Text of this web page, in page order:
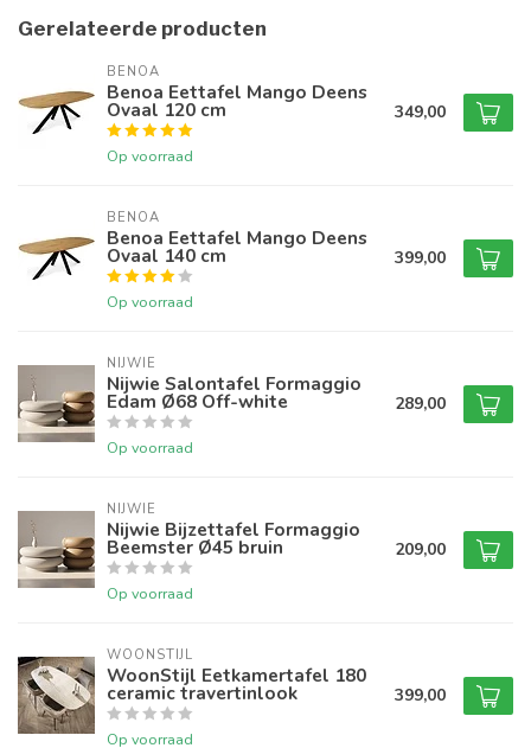
Gerelateerde producten
BENOA
Benoa Eettafel Mango Deens
Ovaal 120 cm
Op voorraad
349,00
BENOA
Benoa Eettafel Mango Deens
Ovaal 140 cm
Op voorraad
399,00
NIJWIE
Nijwie Salontafel Formaggio
Edam Ø68 Off-white
Op voorraad
289,00
NIJWIE
Nijwie Bijzettafel Formaggio
Beemster Ø45 bruin
Op voorraad
209,00
WOONSTIJL
WoonStijl Eetkamertafel 180
ceramic travertinlook
Op voorraad
399,00